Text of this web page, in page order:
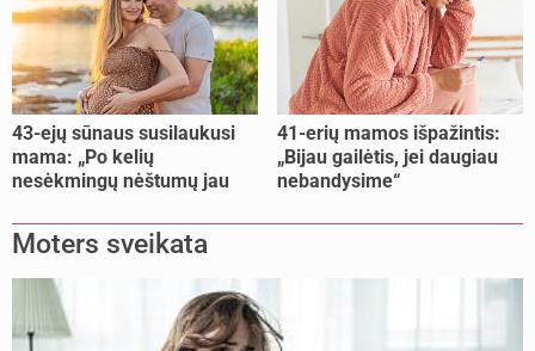
43-ejų sūnaus susilaukusi
mama: „Po kelių
nesėkmingų nėštumų jau
41-erių mamos išpažintis:
„Bijau gailėtis, jei daugiau
nebandysime“
Moters sveikata